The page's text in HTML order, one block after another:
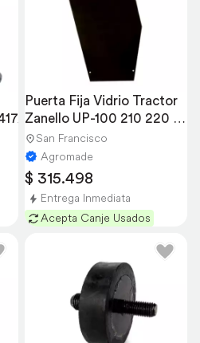
up100
Puerta Fija Vidrio Tractor
Zanello UP-100 210 220
230San Francisco
Agromade
$ 315.498
Entrega Inmediata
Acepta Canje Usados